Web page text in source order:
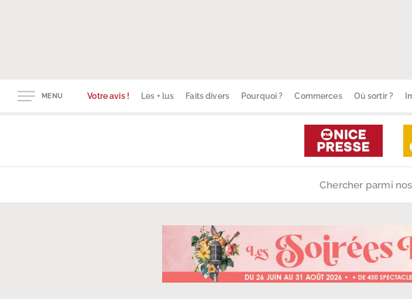
Votre avis ! Les + lus Faits divers Pourquoi ? Commerces Où sortir ?